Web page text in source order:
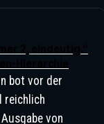
bot vor der
reichlich
von